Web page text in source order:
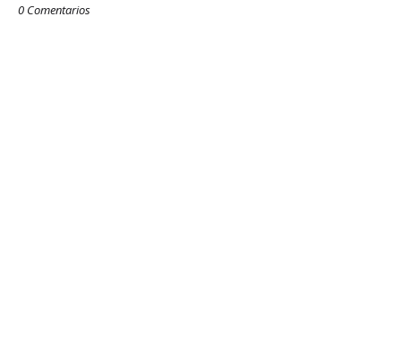
0 Comentarios